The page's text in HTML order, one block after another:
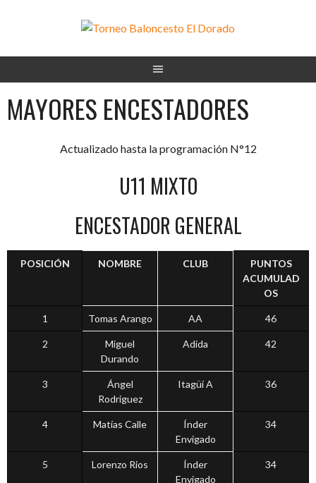
MAYORES ENCESTADORES
Actualizado hasta la programación N°12
U11 MIXTO
ENCESTADOR GENERAL
POSICIÓN NOMBRE CLUB
PUNTOS
ACUMULAD
OS
1 Tomas Arango AA 46
2
Miguel
Durando
Adida 42
3
Ángel
Rodriguez
Itagüí A 36
4 Matías Calle
Índer
Envigado
34
5 Lorenzo Rios
Índer
Envigado
34